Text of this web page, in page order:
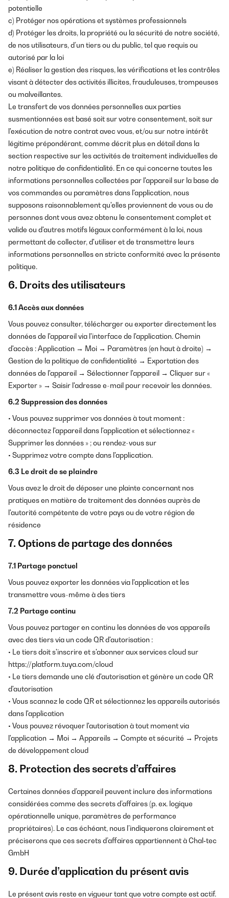
potentielle
c) Protéger nos opérations et systèmes professionnels
d) Protéger les droits, la propriété ou la sécurité de notre société,
de nos utilisateurs, d’un tiers ou du public, tel que requis ou
autorisé par la loi
e) Réaliser la gestion des risques, les vérifications et les contrôles
visant à détecter des activités illicites, frauduleuses, trompeuses
ou malveillantes.
Le transfert de vos données personnelles aux parties
susmentionnées est basé soit sur votre consentement, soit sur
l'exécution de notre contrat avec vous, et/ou sur notre intérêt
légitime prépondérant, comme décrit plus en détail dans la
section respective sur les activités de traitement individuelles de
notre politique de confidentialité. En ce qui concerne toutes les
informations personnelles collectées par l'appareil sur la base de
vos commandes ou paramètres dans l'application, nous
supposons raisonnablement qu'elles proviennent de vous ou de
personnes dont vous avez obtenu le consentement complet et
valide ou d'autres motifs légaux conformément à la loi, nous
permettant de collecter, d'utiliser et de transmettre leurs
informations personnelles en stricte conformité avec la présente
politique.
6. Droits des utilisateurs
6.1 Accès aux données
Vous pouvez consulter, télécharger ou exporter directement les
données de l'appareil via l'interface de l'application. Chemin
d'accès : Application → Moi → Paramètres (en haut à droite) →
Gestion de la politique de confidentialité → Exportation des
données de l'appareil → Sélectionner l'appareil → Cliquer sur «
Exporter » → Saisir l'adresse e-mail pour recevoir les données.
6.2 Suppression des données
• Vous pouvez supprimer vos données à tout moment :
déconnectez l'appareil dans l'application et sélectionnez «
Supprimer les données » ; ou rendez-vous sur
• Supprimez votre compte dans l'application.
6.3 Le droit de se plaindre
Vous avez le droit de déposer une plainte concernant nos
pratiques en matière de traitement des données auprès de
l'autorité compétente de votre pays ou de votre région de
résidence
7. Options de partage des données
7.1 Partage ponctuel
Vous pouvez exporter les données via l'application et les
transmettre vous-même à des tiers
7.2 Partage continu
Vous pouvez partager en continu les données de vos appareils
avec des tiers via un code QR d'autorisation :
• Le tiers doit s'inscrire et s'abonner aux services cloud sur
https://platform.tuya.com/cloud
• Le tiers demande une clé d'autorisation et génère un code QR
d'autorisation
• Vous scannez le code QR et sélectionnez les appareils autorisés
dans l'application
• Vous pouvez révoquer l'autorisation à tout moment via
l'application → Moi → Appareils → Compte et sécurité → Projets
de développement cloud
8. Protection des secrets d’affaires
Certaines données d’appareil peuvent inclure des informations
considérées comme des secrets d’affaires (p. ex. logique
opérationnelle unique, paramètres de performance
propriétaires). Le cas échéant, nous l’indiquerons clairement et
préciserons que ces secrets d’affaires appartiennent à Chal‑tec
GmbH
9. Durée d’application du présent avis
Le présent avis reste en vigueur tant que votre compte est actif.